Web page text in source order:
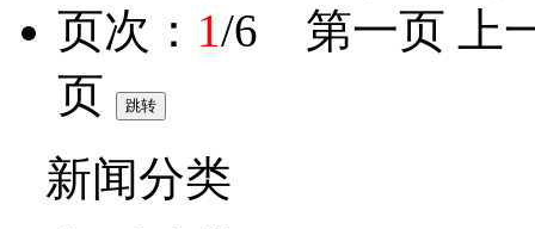
页次： 1/6 第一页 上
页
新闻分类